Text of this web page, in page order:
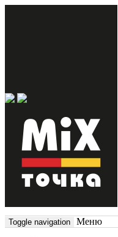
Toggle navigation Меню